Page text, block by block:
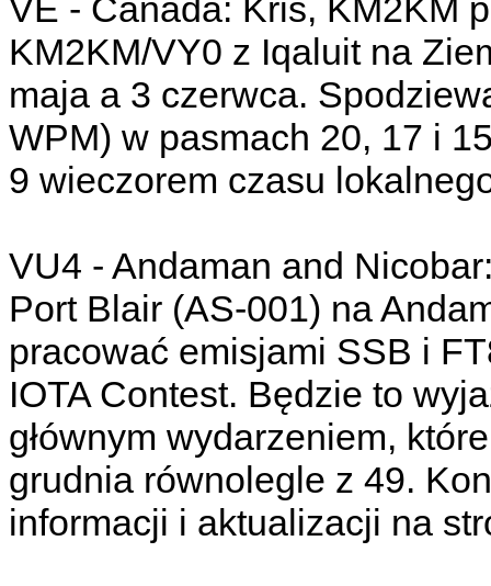
VE - Canada: Kris, KM2KM
KM2KM/VY0 z Iqaluit na
maja a 3 czerwca.
WPM) w pasmach 20, 17 i
9 wieczorem czasu
VU4 - Andaman and
Port Blair (AS-001) na
pracować emisjami SSB i
IOTA Contest. Będzie to
głównym wydarzeniem,
grudnia równolegle z 49.
informacji i aktualizacji na